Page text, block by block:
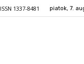
ISSN 1337-8481 piatok, 7.